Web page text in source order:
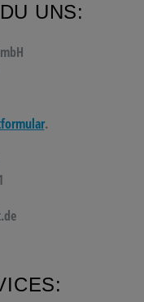
UNS:
.